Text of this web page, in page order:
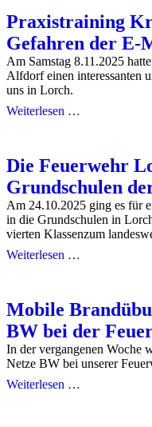
Praxistraining
Gefahren der E-
Am Samstag 8.11.2025
Alfdorf einen interessanten
uns in Lorch.
Weiterlesen …
Die Feuerwehr
Grundschulen
Am 24.10.2025 ging es für
in die Grundschulen in
vierten Klassenzum
Weiterlesen …
Mobile
BW bei der
In der vergangenen Woche
Netze BW bei unserer
Weiterlesen …